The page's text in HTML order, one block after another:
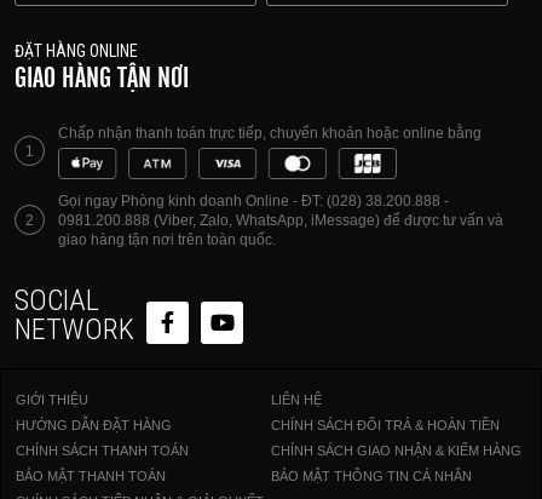
ĐẶT HÀNG ONLINE
GIAO HÀNG TẬN NƠI
1
Chấp nhận thanh toán trực tiếp, chuyển khoản hoặc online bằng
2
Gọi ngay Phòng kinh doanh Online - ĐT: (028) 38.200.888 -
0981.200.888 (Viber, Zalo, WhatsApp, iMessage) để được tư vấn và
giao hàng tận nơi trên toàn quốc.
SOCIAL
NETWORK
GIỚI THIỆU
LIÊN HỆ
HƯỚNG DẪN ĐẶT HÀNG
CHÍNH SÁCH ĐỔI TRẢ & HOÀN TIỀN
CHÍNH SÁCH THANH TOÁN
CHÍNH SÁCH GIAO NHẬN & KIỂM HÀNG
BẢO MẬT THANH TOÁN
BẢO MẬT THÔNG TIN CÁ NHÂN